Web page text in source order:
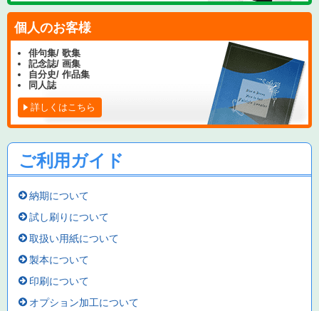
個人のお客様
俳句集/ 歌集
記念誌/ 画集
自分史/ 作品集
同人誌
詳しくはこちら
ご利用ガイド
納期について
試し刷りについて
取扱い用紙について
製本について
印刷について
オプション加工について